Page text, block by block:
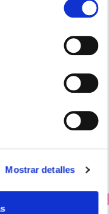
Mostrar detalles
(60 COMPRIMIDOS)